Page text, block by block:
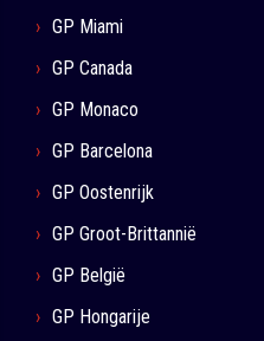
GP Miami
GP Canada
GP Monaco
GP Barcelona
GP Oostenrijk
GP Groot-Brittannië
GP België
GP Hongarije